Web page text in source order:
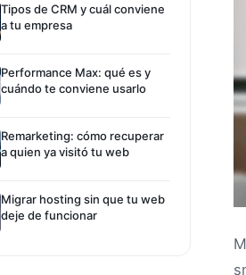
Tipos de CRM y cuál conviene
a tu empresa
Performance Max: qué es y
cuándo te conviene usarlo
Remarketing: cómo recuperar
a quien ya visitó tu web
Migrar hosting sin que tu web
deje de funcionar